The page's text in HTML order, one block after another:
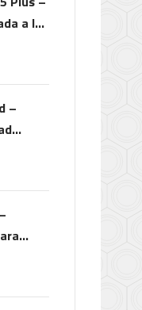
a la
–